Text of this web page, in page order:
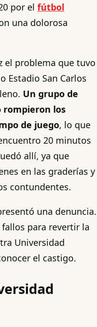
por el fútbol
una dolorosa
el problema que tuvo
Estadio San Carlos
Un grupo de
rompieron los
de juego, lo que
20 minutos
allí, ya que
en las graderías y
contundentes.
una denuncia.
para revertir la
Universidad
el castigo.